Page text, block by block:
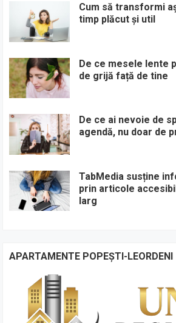
Cum să transformi
timp plăcut și util
De ce mesele lente
de grijă față de tine
De ce ai nevoie de
agendă, nu doar de
TabMedia susține
prin articole
larg
APARTAMENTE POPEȘTI-LEORDENI